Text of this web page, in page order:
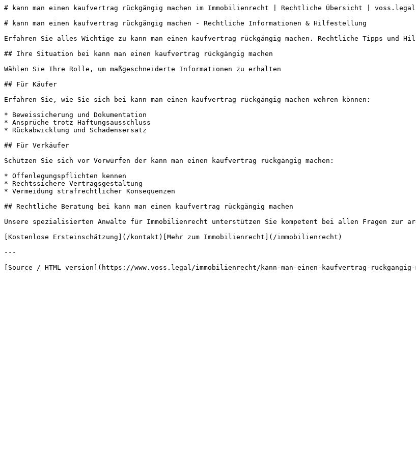
# kann man einen kaufvertrag rückgängig machen im Immobilienrecht | Rechtliche Übersicht | voss.legal
# kann man einen kaufvertrag rückgängig machen - Rechtliche Informationen & Hilfestellung
Erfahren Sie alles Wichtige zu kann man einen kaufvertrag rückgängig machen. Rechtliche Tipps und
## Ihre Situation bei kann man einen kaufvertrag rückgängig machen
Wählen Sie Ihre Rolle, um maßgeschneiderte Informationen zu erhalten
## Für Käufer
Erfahren Sie, wie Sie sich bei kann man einen kaufvertrag rückgängig machen wehren können:
* Beweissicherung und Dokumentation
* Ansprüche trotz Haftungsausschluss
* Rückabwicklung und Schadensersatz
## Für Verkäufer
Schützen Sie sich vor Vorwürfen der kann man einen kaufvertrag rückgängig machen:
* Offenlegungspflichten kennen
* Rechtssichere Vertragsgestaltung
* Vermeidung strafrechtlicher Konsequenzen
## Rechtliche Beratung bei kann man einen kaufvertrag rückgängig machen
Unsere spezialisierten Anwälte für Immobilienrecht unterstützen Sie kompetent bei allen Fragen zur
[Kostenlose Ersteinschätzung](/kontakt)[Mehr zum Immobilienrecht](/immobilienrecht)
---